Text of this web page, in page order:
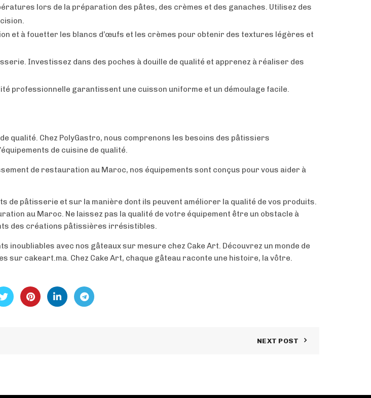
lors de la préparation des pâtes, des crèmes et des ganaches. Utilisez des
et à fouetter les blancs d’œufs et les crèmes pour obtenir des textures légères et
Investissez dans des poches à douille de qualité et apprenez à réaliser des
professionnelle garantissent une cuisson uniforme et un démoulage facile.
qualité. Chez PolyGastro, nous comprenons les besoins des pâtissiers
de cuisine de qualité.
de restauration au Maroc, nos équipements sont conçus pour vous aider à
de pâtisserie et sur la manière dont ils peuvent améliorer la qualité de vos produits.
au Maroc. Ne laissez pas la qualité de votre équipement être un obstacle à
des créations pâtissières irrésistibles.
inoubliables avec nos gâteaux sur mesure chez Cake Art. Découvrez un monde de
cakeart.ma. Chez Cake Art, chaque gâteau raconte une histoire, la vôtre.
NEXT POST